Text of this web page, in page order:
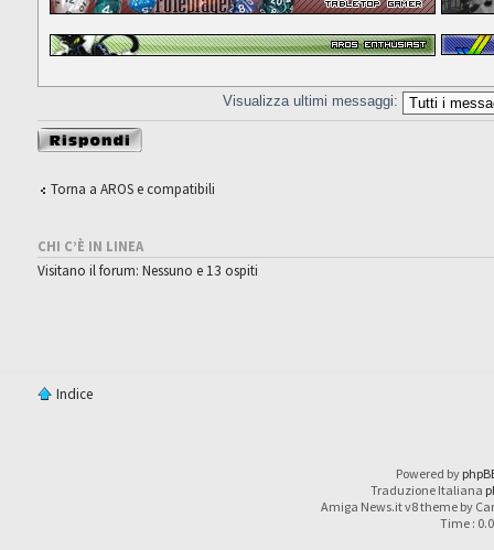
Visualizza ultimi messaggi:
Rispondi al
messaggio
Torna a AROS e compatibili
CHI C’È IN LINEA
Visitano il forum: Nessuno e 13 ospiti
Indice
Powered by
Traduzione Italiana
Amiga News.it v8 theme by
Time :